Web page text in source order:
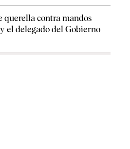
querella contra mandos
el delegado del Gobierno